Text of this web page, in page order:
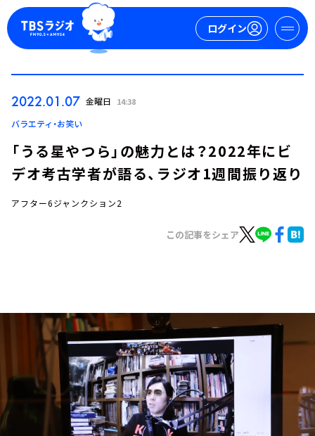
ログイン
ログイン
お知らせ
イベント・グッズ
YouTube
会社情報
2022.01.07 金曜日 14:38
バラエティ・お笑い
「うる星やつら」の魅力とは？2022年にビ
デオ考古学者が語る、ラジオ1週間振り返り
アフター6ジャンクション2
この記事をシェア